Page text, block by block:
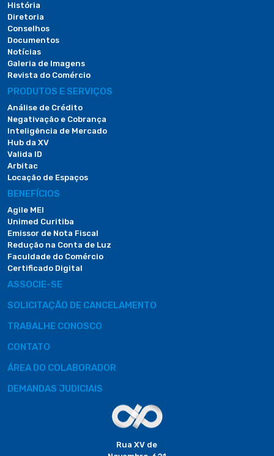
História
Diretoria
Conselhos
Documentos
Notícias
Galeria de Imagens
Revista do Comércio
PRODUTOS E SERVIÇOS
Análise de Crédito
Negativação e Cobrança
Inteligência de Mercado
Hub da XV
Valida ID
Arbitac
Locação de Espaços
BENEFÍCIOS
Agile MEI
Unimed Curitiba
Emissor de Nota Fiscal
Redução na Conta de Luz
Faculdade do Comércio
Certificado Digital
ASSOCIE-SE
SOLICITAÇÃO DE CANCELAMENTO
TRABALHE CONOSCO
CONTATO
ÁREA DO COLABORADOR
DEMANDAS JUDICIAIS
Rua XV de